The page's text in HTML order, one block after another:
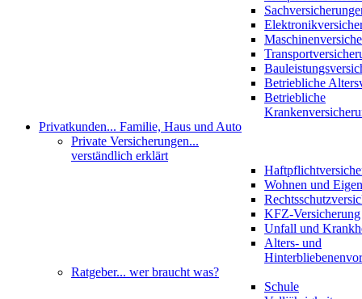
Betriebliche
Betriebliche
Privatkunden... Familie, Haus und Auto
Private Versicherungen...
verständlich erklärt
Wohnen und
KFZ-Versicherung
Unfall und
Alters- und
Ratgeber... wer braucht was?
Schule